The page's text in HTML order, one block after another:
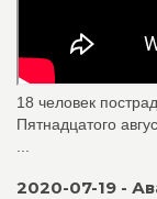
18 человек
Пятнадцатого
2020-07-19 -